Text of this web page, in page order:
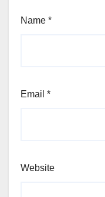
Name *
Email *
Website